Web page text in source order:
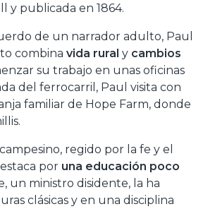
y publicada en 1864.
de un narrador adulto, Paul
combina vida rural y cambios
su trabajo en unas oficinas
del ferrocarril, Paul visita con
familiar de Hope Farm, donde
regido por la fe y el
por una educación poco
un ministro disidente, la ha
clásicas y en una disciplina